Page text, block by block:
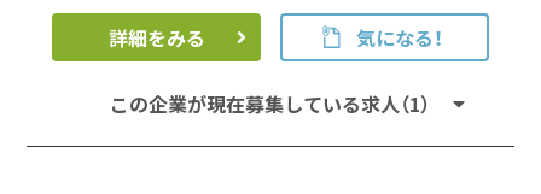
詳細をみる 気になる！
この企業が現在募集している求人（1）